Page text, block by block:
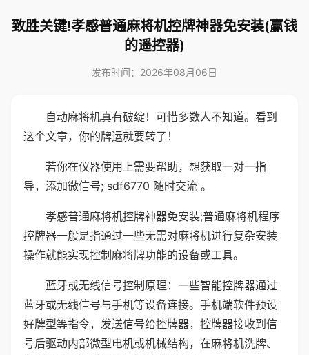
致胜关键!孝感普通麻将机控牌神器免安装(赢钱
的遥控器)
发布时间：2026年08月06日
自动麻将机真有破绽！可惜多数人不知道。看到
这个文章，你的牌运就要转了！
若你在仪器使用上需要帮助，想获取一对一指
导，添加微信号; sdf6770 随时交流 。
孝感普通麻将机控牌神器免安装;普通麻将机程序
控牌器一般是指通过一些无需对麻将机进行复杂安装
操作就能实现控制麻将牌功能的设备或工具。
蓝牙或无线信号控制原理：一些智能控牌器通过
蓝牙或无线信号与手机等设备连接。手机端软件预设
好牌型等指令，发送信号给控牌器，控牌器接收到信
号后驱动内部微型电机或机械结构，在麻将机洗牌、